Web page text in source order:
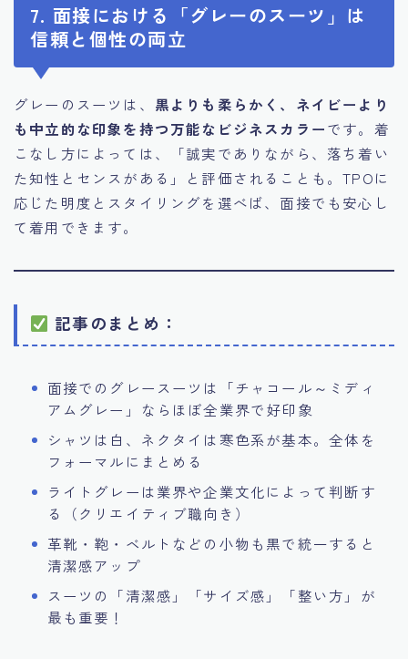
7. 面接における「グレーのスーツ」は
信頼と個性の両立
グレーのスーツは、 黒よりも柔らかく、ネイビーより
も中立的な印象を持つ万能なビジネスカラーです。着
こなし方によっては、「誠実でありながら、落ち着い
た知性とセンスがある」と評価されることも。TPOに
応じた明度とスタイリングを選べば、面接でも安心し
て着用できます。
記事のまとめ：
面接でのグレースーツは「チャコール～ミディ
アムグレー」ならほぼ全業界で好印象
シャツは白、ネクタイは寒色系が基本。全体を
フォーマルにまとめる
ライトグレーは業界や企業文化によって判断す
る（クリエイティブ職向き）
革靴・鞄・ベルトなどの小物も黒で統一すると
清潔感アップ
スーツの「清潔感」「サイズ感」「整い方」が
最も重要！